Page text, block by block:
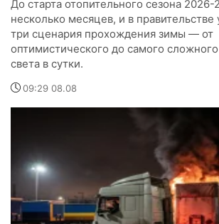
До старта отопительного сезона 2026-
несколько месяцев, и в правительстве
три сценария прохождения зимы — от
оптимистического до самого
света в сутки.
09:29 08.08